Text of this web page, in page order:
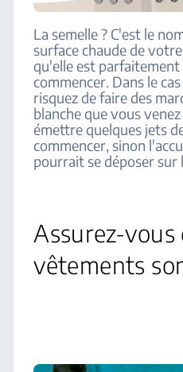
La semelle ? C'est le
surface chaude de
qu'elle est
commencer. Dans le
risquez de faire des
blanche que vous
émettre quelques jets
commencer, sinon
pourrait se déposer
Assurez-vous
vêtements